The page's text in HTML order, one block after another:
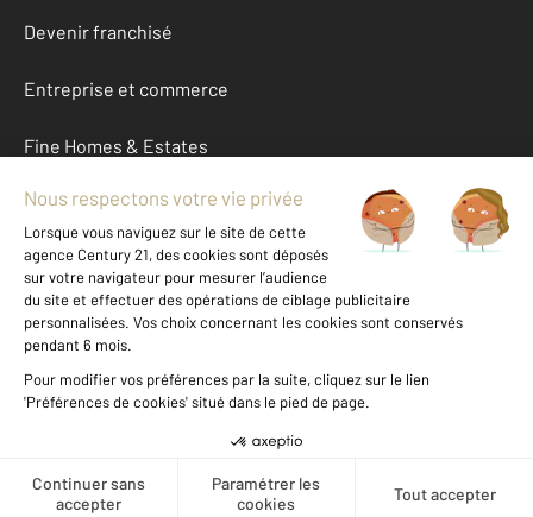
Créer une alerte
Devenir franchisé
Entreprise et commerce
Fine Homes & Estates
À propos
International
Nous contacter
Données personnelles
Gestionnaire des cookies